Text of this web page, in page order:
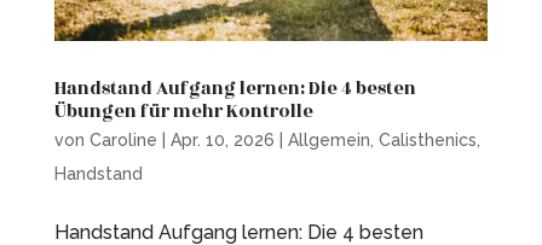
Handstand Aufgang lernen: Die 4 besten
Übungen für mehr Kontrolle
von Caroline Apr. 10, 2026 Allgemein Calisthenics
Handstand
Handstand Aufgang lernen: Die 4 besten